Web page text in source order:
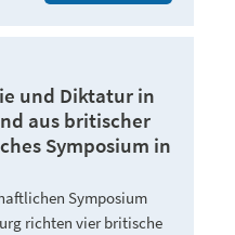
und Diktatur in
aus britischer
Symposium in
Symposium
richten vier britische